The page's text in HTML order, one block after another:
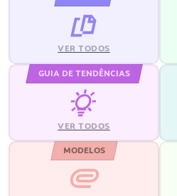
VER TODOS
GUIA DE TENDÊNCIAS
VER TODOS
MODELOS